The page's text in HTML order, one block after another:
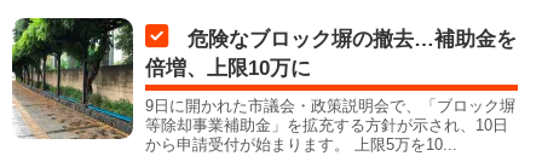
危険なブロック塀の撤去…補助金を
倍増、上限10万に
9日に開かれた市議会・政策説明会で、「ブロック塀
等除却事業補助金」を拡充する方針が示され、10日
から申請受付が始まります。 上限5万を10...